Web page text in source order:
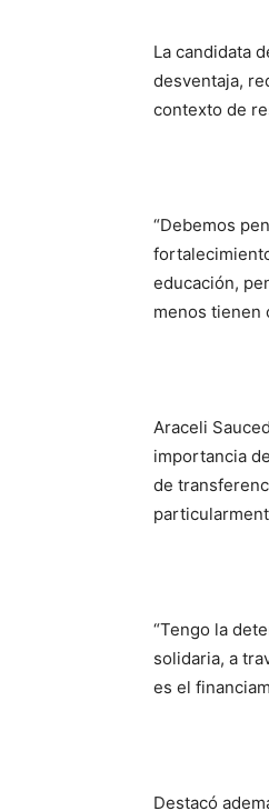
La candidata
desventaja,
contexto de
“Debemos
educación,
menos tienen
Araceli
importancia
de
“Tengo la
solidaria, a
es el
Destacó